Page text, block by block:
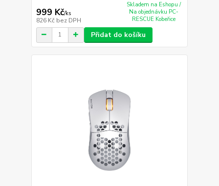
999 Kč/ks
826 Kč bez DPH
Skladem na Eshopu /
Na objednávku PC-
RESCUE Kobeřice
Přidat do košíku